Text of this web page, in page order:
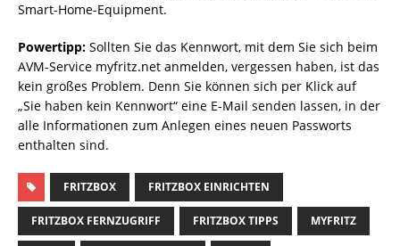
Smart-Home-Equipment.
Powertipp: Sollten Sie das Kennwort, mit dem Sie sich beim
AVM-Service myfritz.net anmelden, vergessen haben, ist das
kein großes Problem. Denn Sie können sich per Klick auf
„Sie haben kein Kennwort“ eine E-Mail senden lassen, in der
alle Informationen zum Anlegen eines neuen Passworts
enthalten sind.
FRITZBOX FRITZBOX EINRICHTEN
FRITZBOX FERNZUGRIFF FRITZBOX TIPPS MYFRITZ